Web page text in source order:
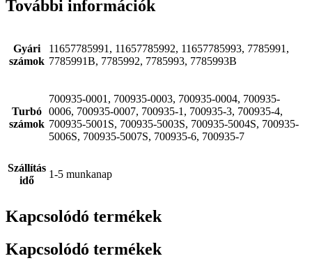
További információk
Gyári
számok
11657785991, 11657785992, 11657785993, 7785991,
7785991B, 7785992, 7785993, 7785993B
Turbó
számok
700935-0001, 700935-0003, 700935-0004, 700935-
0006, 700935-0007, 700935-1, 700935-3, 700935-4,
700935-5001S, 700935-5003S, 700935-5004S, 700935-
5006S, 700935-5007S, 700935-6, 700935-7
Szállítás
idő
1-5 munkanap
Kapcsolódó termékek
Kapcsolódó termékek